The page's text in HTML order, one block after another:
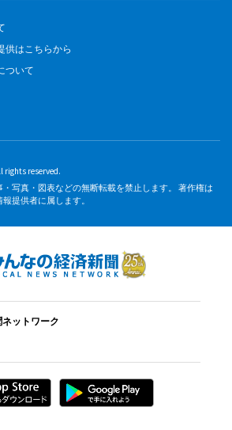
供はこちらから
ついて
rights reserved.
写真・図表などの無断転載を禁止します。 著作権は
提供者に属します。
ットワーク